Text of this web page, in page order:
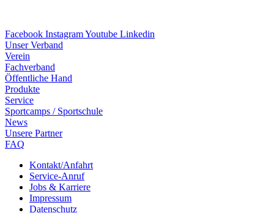
Facebook InstagramYoutube Linkedin
Unser Verband
Verein
Fach­ver­band
Öffent­li­che Hand
Produkte
Service
Sport­camps / Sportschule
News
Unsere Part­ner
FAQ
Kontakt/​​Anfahrt
Service-Anruf
Jobs & Karriere
Impres­sum
Daten­schutz